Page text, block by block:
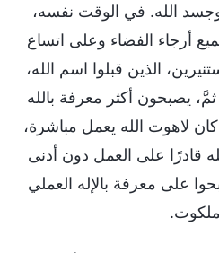
الله. في الوقت نفسه،
أرجاء الفضاء وعلى اتساع
الذين قبلوا اسم الله،
يصبحون أكثر معرفة بالله
لاهوت الله يعمل مباشرة،
قادرًا على العمل دون أدنى
على معرفة بالإله العملي